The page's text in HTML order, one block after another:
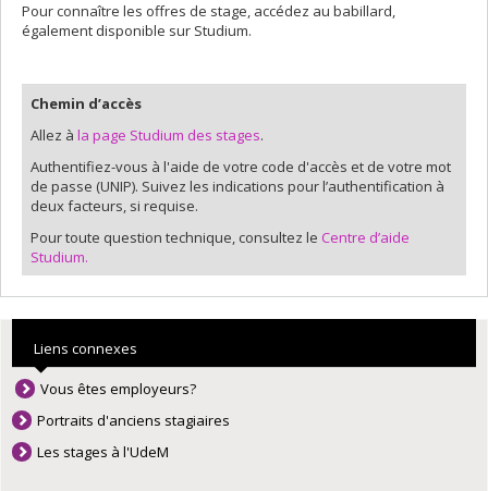
Pour connaître les offres de stage, accédez au babillard,
également disponible sur Studium.
Chemin d’accès
Allez à la page Studium des stages.
Authentifiez-vous à l'aide de votre code d'accès et de votre mot
de passe (UNIP). Suivez les indications pour l’authentification à
deux facteurs, si requise.
Pour toute question technique, consultez le Centre d’aide
Studium.
Liens connexes
Vous êtes employeurs?
Portraits d'anciens stagiaires
Les stages à l'UdeM